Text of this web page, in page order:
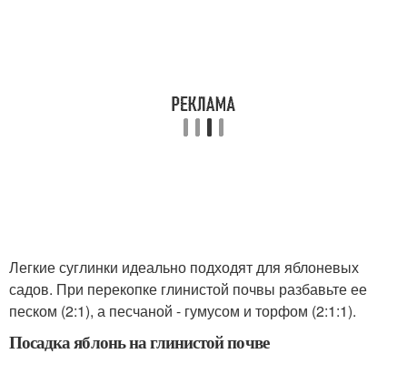
Легкие суглинки идеально подходят для яблоневых
садов. При перекопке глинистой почвы разбавьте ее
песком (2:1), а песчаной - гумусом и торфом (2:1:1).
Посадка яблонь на глинистой почве